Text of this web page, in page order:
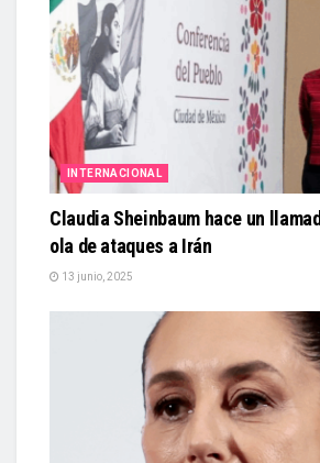
INTERNACIONAL
Claudia Sheinbaum hace un
ola de ataques a Irán
13 junio, 2025